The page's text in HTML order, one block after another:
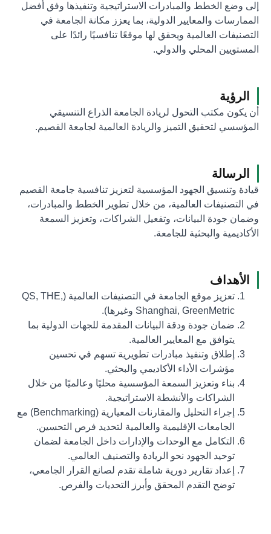
إلى وضع الخطط والمبادرات الاستراتيجية وتنفيذها وفق أفضل
الممارسات والمعايير الدولية، بما يعزز مكانة الجامعة في
التصنيفات العالمية ويحقق لها موقعًا تنافسيًا رائدًا على
المستويين المحلي والدولي.
الرؤية
أن يكون مكتب التحول لريادة الجامعة الذراع التنسيقي
المؤسسي لتحقيق التميز والريادة العالمية لجامعة القصيم.
الرسالة
قيادة وتنسيق الجهود المؤسسية لتعزيز تنافسية جامعة القصيم
في التصنيفات العالمية، من خلال تطوير الخطط والمبادرات،
وضمان جودة البيانات، وتفعيل الشراكات، وتعزيز السمعة
الأكاديمية والبحثية للجامعة.
الأهداف
تعزيز موقع الجامعة في التصنيفات العالمية (QS, THE,
Shanghai, GreenMetric وغيرها).
ضمان جودة ودقة البيانات المقدمة للجهات الدولية بما
يتوافق مع المعايير العالمية.
إطلاق وتنفيذ مبادرات تطويرية تسهم في تحسين
مؤشرات الأداء الأكاديمي والبحثي.
بناء وتعزيز السمعة المؤسسية محليًا وعالميًا من خلال
الشراكات والأنشطة الاستراتيجية.
إجراء التحليل والمقارنات المعيارية (Benchmarking) مع
الجامعات الإقليمية والعالمية لتحديد فرص التحسين.
التكامل مع الوحدات والإدارات داخل الجامعة لضمان
توحيد الجهود نحو الريادة والتصنيف العالمي.
إعداد تقارير دورية شاملة تقدم لصانع القرار الجامعي،
توضح التقدم المحقق وأبرز التحديات والفرص.